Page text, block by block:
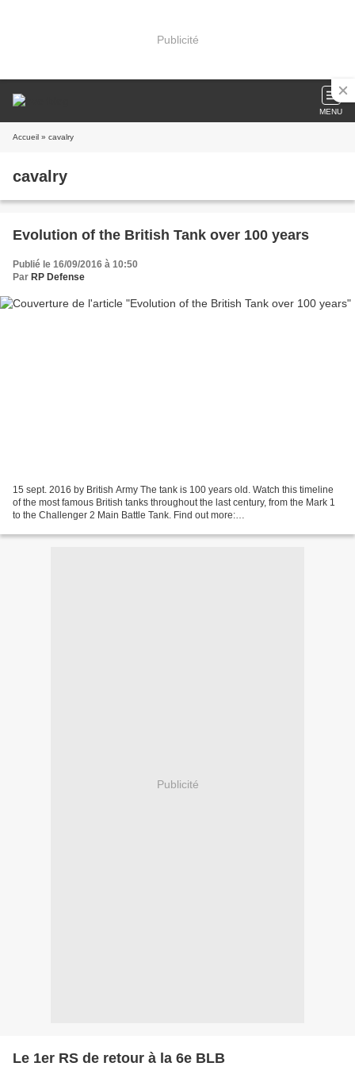
Publicité
MENU
Accueil » cavalry
cavalry
Evolution of the British Tank over 100 years
Publié le 16/09/2016 à 10:50
Par RP Defense
15 sept. 2016 by British Army The tank is 100 years old. Watch this timeline
of the most famous British tanks throughout the last century, from the Mark 1
to the Challenger 2 Main Battle Tank. Find out more:
Publicité
Le 1er RS de retour à la 6e BLB